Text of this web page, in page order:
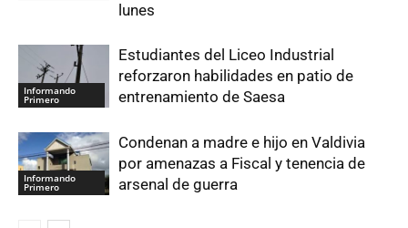
lunes
Informando
Primero
Estudiantes del Liceo Industrial
reforzaron habilidades en patio de
entrenamiento de Saesa
Informando
Primero
Condenan a madre e hijo en Valdivia
por amenazas a Fiscal y tenencia de
arsenal de guerra